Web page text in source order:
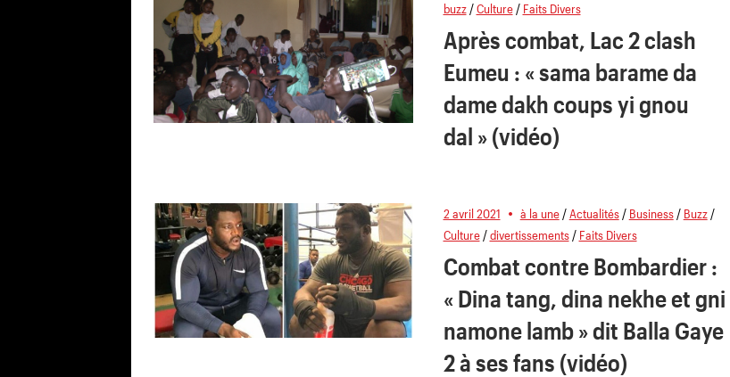
buzz/Culture/ Faits Divers
Après combat, Lac 2 clash
Eumeu : « sama barame da
dame dakh coups yi gnou
dal » (vidéo)
2 avril 2021 à la une/Actualités/ Business/ Buzz/
Culture/divertissements/ Faits Divers
Combat contre Bombardier :
« Dina tang, dina nekhe et gni
namone lamb » dit Balla Gaye
2 à ses fans (vidéo)